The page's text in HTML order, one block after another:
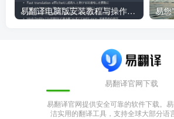
易翻译电脑版安装教程与操作指南 易您
易翻译官网下载
易翻译官网提供安全可靠的软件下载。
洁实用的翻译工具，支持全球大部分语